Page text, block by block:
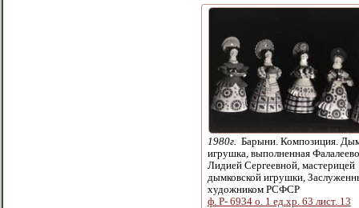
1980г. Барыни. Композиция.
игрушка, выполненная
Лидией Сергеевной, мастерицей
дымковской игрушки,
художником РСФСР
ф. Р- 6934 о. 1 ед.хр. 63 лист. 13